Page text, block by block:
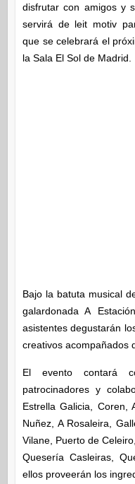
disfrutar con amigos y
servirá de leit motiv
que se celebrará el
la Sala El Sol de Madrid.
Bajo la batuta musical
galardonada A
asistentes degustarán
creativos acompañados
El evento contará
patrocinadores y
Estrella Galicia, Coren,
Nuñez, A Rosaleira,
Vilane, Puerto de
Quesería Casleiras,
ellos proveerán los